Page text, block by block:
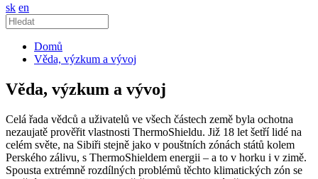
sk en
Domů
Věda, výzkum a vývoj
Věda, výzkum a vývoj
Celá řada vědců a uživatelů ve všech částech země byla ochotna
nezaujatě prověřit vlastnosti ThermoShieldu. Již 18 let šetří lidé na
celém světe, na Sibiři stejně jako v pouštních zónách států kolem
Perského zálivu, s ThermoShieldem energii – a to v horku i v zimě.
Spousta extrémně rozdílných problémů těchto klimatických zón se